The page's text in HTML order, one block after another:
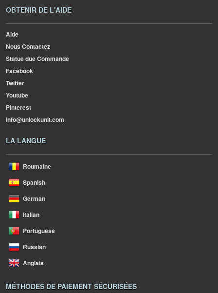
OBTENIR DE L'AIDE
Aide
Nous Contactez
Statue due Commande
Facebook
Twitter
Youtube
Pinterest
info@unlockunit.com
LA LANGUE
Roumaine
Spanish
German
Italian
Portuguese
Russian
Anglais
MÉTHODES DE PAIEMENT SÉCURISÉES